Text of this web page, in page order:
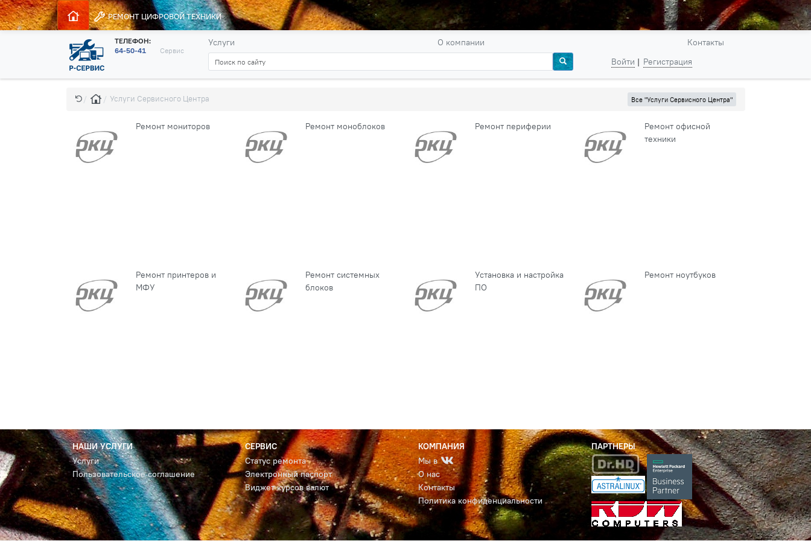
РЕМОНТЦИФРОВОЙ ТЕХНИКИ
ТЕЛЕФОН:
64-50-41
Сервис
Услуги О компании
Контакты
Войти
Регистрация
Услуги Сервисного Центра Все "Услуги Сервисного Центра"
Ремонт мониторов Ремонт моноблоков Ремонт периферии
Ремонт офисной
техники
Ремонт принтеров и
МФУ
Ремонт системных
блоков
Установка и настройка
ПО
Ремонт ноутбуков
НАШИ УСЛУГИ
Услуги
Пользовательское соглашение
СЕРВИС
Статус ремонта
Электронный паспорт
Виджет курсов валют
КОМПАНИЯ
Мы в
О нас
Контакты
Политика конфиденциальности
ПАРТНЕРЫ